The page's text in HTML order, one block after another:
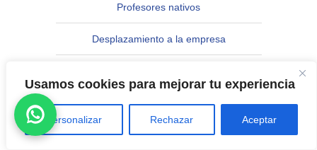
Usamos cookies para mejorar tu experiencia
Personalizar Rechazar Aceptar
Profesores nativos
Desplazamiento a la empresa
Bonificables con FUNDAE